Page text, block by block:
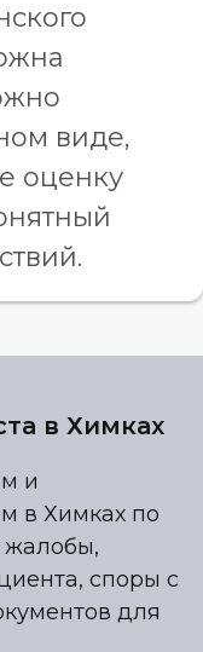
виде,
оценку
в Химках
и
в Химках по
споры с
для